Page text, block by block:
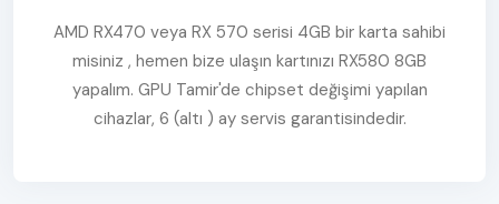
AMD RX470 veya RX 570 serisi 4GB bir karta sahibi
misiniz , hemen bize ulaşın kartınızı RX580 8GB
yapalım. GPU Tamir'de chipset değişimi yapılan
cihazlar, 6 (altı ) ay servis garantisindedir.